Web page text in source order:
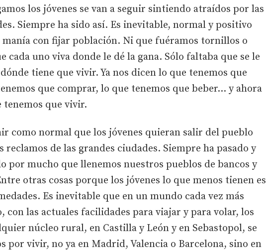
los jóvenes se van a seguir sintiendo atraídos por las
Siempre ha sido así. Es inevitable, normal y positivo
manía con fijar población. Ni que fuéramos tornillos o
cada uno viva donde le dé la gana. Sólo faltaba que se le
tiene que vivir. Ya nos dicen lo que tenemos que
que comprar, lo que tenemos que beber… y ahora
que vivir.
como normal que los jóvenes quieran salir del pueblo
reclamos de las grandes ciudades. Siempre ha pasado y
por mucho que llenemos nuestros pueblos de bancos y
otras cosas porque los jóvenes lo que menos tienen es
Es inevitable que en un mundo cada vez más
con las actuales facilidades para viajar y para volar, los
núcleo rural, en Castilla y León y en Sebastopol, se
por vivir, no ya en Madrid, Valencia o Barcelona, sino en